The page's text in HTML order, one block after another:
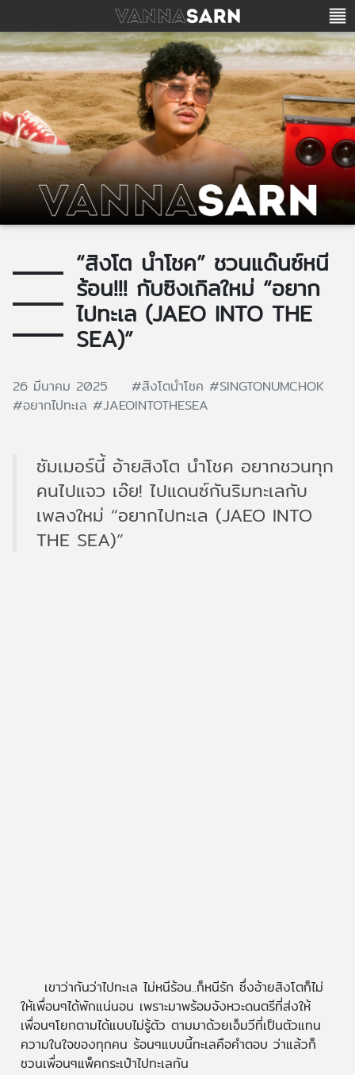
“สิงโต นำโชค” ชวนแด๊นซ์หนี
ร้อน!!! กับซิงเกิลใหม่ “อยาก
ไปทะเล (JAEO INTO THE
SEA)”
26 มีนาคม 2025 #สิงโตนำโชค #SINGTONUMCHOK
#อยากไปทะเล #JAEOINTOTHESEA
ซัมเมอร์นี้ อ้ายสิงโต นำโชค อยากชวนทุก
คนไปแจว เอ๊ย! ไปแดนซ์กันริมทะเลกับ
เพลงใหม่ “อยากไปทะเล (JAEO INTO
THE SEA)”
เขาว่ากันว่าไปทะเล ไม่หนีร้อน..ก็หนีรัก ซึ่งอ้ายสิงโตก็ไม่
ให้เพื่อนๆได้พักแน่นอน เพราะมาพร้อมจังหวะดนตรีที่ส่งให้
เพื่อนๆโยกตามได้แบบไม่รู้ตัว ตามมาด้วยเอ็มวีที่เป็นตัวแทน
ความในใจของทุกคน ร้อนๆแบบนี้ทะเลคือคำตอบ ว่าแล้วก็
ชวนเพื่อนๆแพ็คกระเป๋าไปทะเลกัน